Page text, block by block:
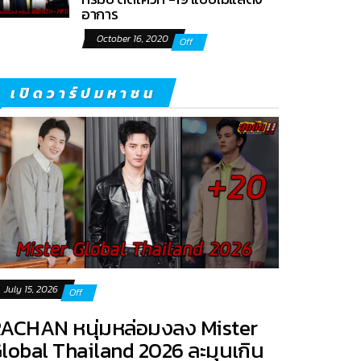
อาการ
October 16, 2020 Off
เปิดวาร์ปมหาชน
July 15, 2026 Off
หนุ่มหล่อมงลง Mister
Thailand 2026 ละมุนเกิน